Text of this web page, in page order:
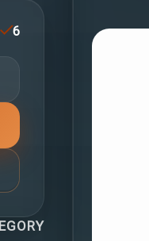
6 در انبار